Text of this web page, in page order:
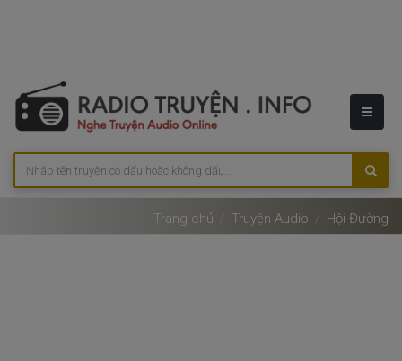
Trang chủ Truyện Audio Hội Đường